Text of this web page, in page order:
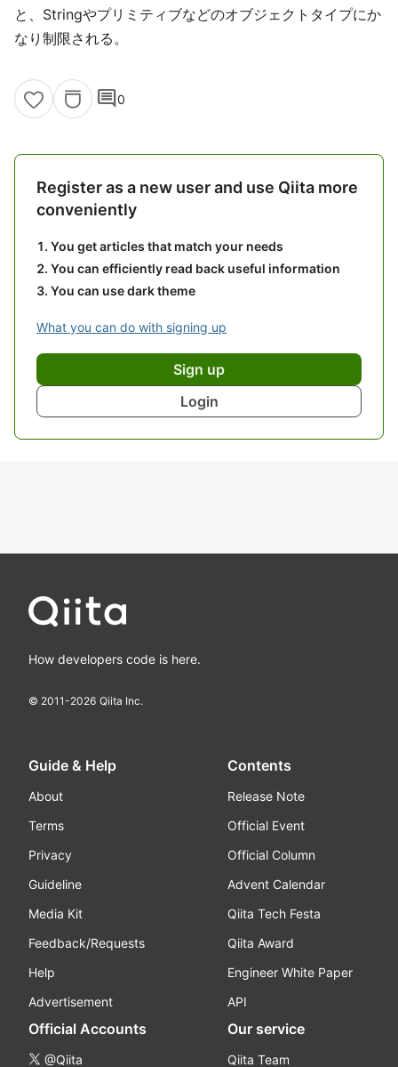
と、Stringやプリミティブなどのオブジェクトタイプにか
なり制限される。
comment0
Register as a new user and use Qiita more
conveniently
You get articles that match your needs
You can efficiently read back useful information
You can use dark theme
What you can do with signing up
Sign up
Login
How developers code is here.
© 2011-2026 Qiita Inc.
Guide & Help
About
Terms
Privacy
Guideline
Media Kit
Feedback/Requests
Help
Advertisement
Contents
Release Note
Official Event
Official Column
Advent Calendar
Qiita Tech Festa
Qiita Award
Engineer White Paper
API
Official Accounts
@Qiita
Our service
Qiita Team